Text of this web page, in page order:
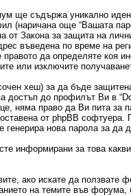
ще съдържа уникално
(наричана още “Вашата
от Закона за защита на
въведена по време на
правото да определяте
или изключите
хеш) за да бъде
достъп до профилът Ви в
няма право да Ви пита
от phpBB
нова парола за да
информирани за това
ако искате да ползвате
на темите във